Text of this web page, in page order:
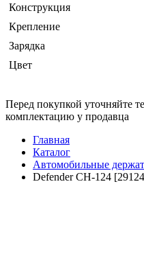
Конструкция
Крепление
Зарядка
Цвет
Перед покупкой уточняйте
комплектацию у продавца
Главная
Каталог
Автомобильные
Defender CH-124